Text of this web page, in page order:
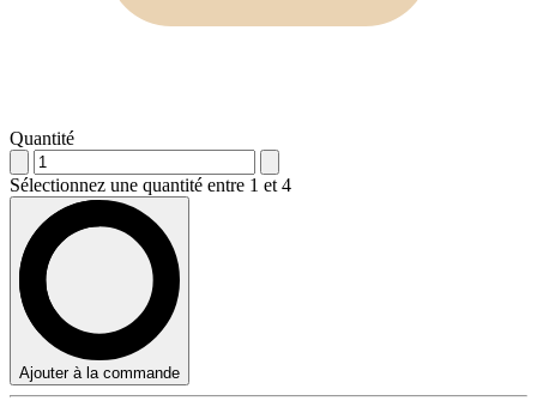
Quantité
Sélectionnez une quantité entre 1 et 4
Ajouter à la commande